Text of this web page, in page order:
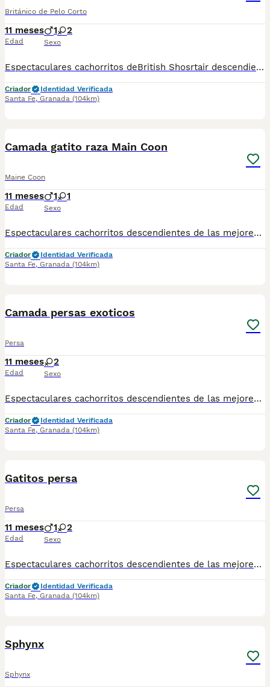
Británico de Pelo Corto
11 meses
Edad
1 2
Sexo
Espectaculares cachorritos deBritish Shosrtair descendientes de las mejores líneas de sangre. Las camadas están bajo supervisión veterinaria desde su nacimiento hasta que son entregadas a su nueva familia. Criados por un equipo de profesionales y mejores personas que, con años de experiencia a sus espaldas, cuidan a los animales por vocación, aplicando una cría ética y responsable para que cada cachorro se desarrolle con la mejor salud y con un buen temperamento. Todos los cachorritos se entregan con unos dos meses y medio de edad y sus vacunas correspondientes, desparasitados interna y externamente, con certificado de salud, y garantía tanto por enfermedad vírica como congénito genética. Posibilidad de entregar en toda España mediante transporte propio habilitado para perros y con chofer privado. Los precios pueden variar según las características y morfología de cada cachorro. Puedes contactar en el 696 09 34 48
Criador
Identidad Verificada
Santa Fe, Granada (104km)
Camada gatito raza Main Coon
Maine Coon
11 meses
Edad
1 1
Sexo
Espectaculares cachorritos descendientes de las mejores líneas de sangre. Las camadas están bajo supervisión veterinaria desde su nacimiento hasta que son entregadas a su nueva familia. Criados por un equipo de profesionales y mejores personas que, con años de experiencia a sus espaldas, cuidan a los animales por vocación, aplicando una cría ética y responsable para que cada cachorro se desarrolle con la mejor salud y con un buen temperamento. Todos los cachorritos se entregan con unos dos meses y medio de edad y sus vacunas correspondientes, desparasitados interna y externamente, con certificado de salud, y garantía tanto por enfermedad vírica como congénito genética. Posibilidad de entregar en toda España mediante transporte propio habilitado para perros y con chofer privado. Los precios pueden variar según las características y morfología de cada cachorro. Puedes contactar en el 696 09 34 48
Criador
Identidad Verificada
Santa Fe, Granada (104km)
Camada persas exoticos
Persa
11 meses
Edad
2
Sexo
Espectaculares cachorritos descendientes de las mejores líneas de sangre. Las camadas están bajo supervisión veterinaria desde su nacimiento hasta que son entregadas a su nueva familia. Criados por un equipo de profesionales y mejores personas que, con años de experiencia a sus espaldas, cuidan a los animales por vocación, aplicando una cría ética y responsable para que cada cachorro se desarrolle con la mejor salud y con un buen temperamento. Todos los cachorritos se entregan con unos dos meses y medio de edad y sus vacunas correspondientes, desparasitados interna y externamente, con certificado de salud, y garantía tanto por enfermedad vírica como congénito genética. Posibilidad de entregar en toda España mediante transporte propio habilitado para perros y con chofer privado. Los precios pueden variar según las características y morfología de cada cachorro. Puedes contactar en el 696 09 34 48
Criador
Identidad Verificada
Santa Fe, Granada (104km)
Gatitos persa
Persa
11 meses
Edad
1 2
Sexo
Espectaculares cachorritos descendientes de las mejores líneas de sangre. Disponibles machos y hembras Las camadas están bajo supervisión veterinaria desde su nacimiento hasta que son entregadas a su nueva familia. Criados por un equipo de profesionales y mejores personas que, con años de experiencia a sus espaldas, cuidan a los animales por vocación, aplicando una cría ética y responsable para que cada cachorro se desarrolle con la mejor salud y con un buen temperamento. Todos los cachorritos se entregan con unos dos meses y medio de edad y sus vacunas correspondientes, desparasitados interna y externamente, con certificado de salud, y garantía tanto por enfermedad vírica como congénito genética. Posibilidad de entregar en toda España mediante transporte propio habilitado para perros y con chofer privado. Los precios pueden variar según las características y morfología de cada cachorro. Puedes contactar en el 696 09 34 48
Criador
Identidad Verificada
Santa Fe, Granada (104km)
Sphynx
Sphynx